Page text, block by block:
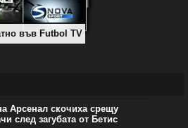
във Futbol TV
Арсенал скочиха срещу
след загубата от Бетис